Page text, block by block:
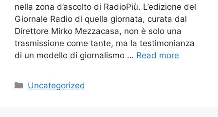
nella zona d’ascolto di RadioPiù. L’edizione del
Giornale Radio di quella giornata, curata dal
Direttore Mirko Mezzacasa, non è solo una
trasmissione come tante, ma la testimonianza
di un modello di giornalismo … Read more
Categories
Uncategorized